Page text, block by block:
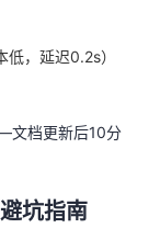
，延迟0.2s）
文档更新后10分
坑指南